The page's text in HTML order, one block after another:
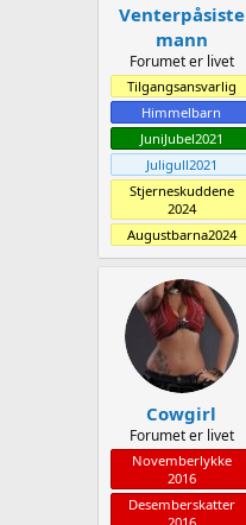
Venterpåsiste
mann
Forumet er livet
Tilgangsansvarlig
Himmelbarn
JuniJubel2021
Juligull2021
Stjerneskuddene
2024
Augustbarna2024
Cowgirl
Forumet er livet
Novemberlykke
2016
Desemberskatter